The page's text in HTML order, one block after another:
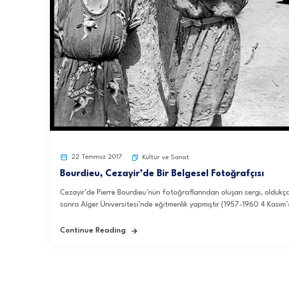
22 Temmuz 2017 Kültür ve Sanat
Bourdieu, Cezayir’de Bir Belgesel Fotoğrafçısı
Cezayir’de Pierre Bourdieu’nün fotoğraflarından oluşan sergi,
sonra Alger Üniversitesi’nde eğitmenlik yapmıştır (1957-1960 4
Continue Reading